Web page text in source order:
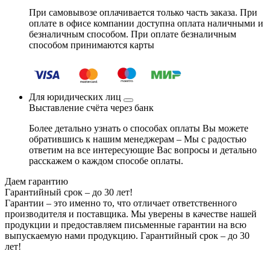
При самовывозе оплачивается только часть заказа. При
оплате в офисе компании доступна оплата наличными и
безналичным способом. При оплате безналичным
способом принимаются карты
Для юридических лиц
Выставление счёта через банк
Более детально узнать о способах оплаты Вы можете
обратившись к нашим менеджерам – Мы с радостью
ответим на все интересующие Вас вопросы и детально
расскажем о каждом способе оплаты.
Даем гарантию
Гарантийный срок – до 30 лет!
Гарантии – это именно то, что отличает ответственного
производителя и поставщика. Мы уверены в качестве нашей
продукции и предоставляем письменные гарантии на всю
выпускаемую нами продукцию. Гарантийный срок – до 30
лет!